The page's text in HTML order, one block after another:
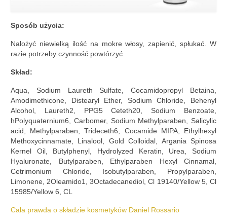
Sposób użycia:
Nałożyć niewielką ilość na mokre włosy, zapienić, spłukać. W
razie potrzeby czynność powtórzyć.
Skład:
Aqua, Sodium Laureth Sulfate, Cocamidopropyl Betaina,
Amodimethicone, Distearyl Ether, Sodium Chloride, Behenyl
Alcohol, Laureth­2, PPG­5 Ceteth­20, Sodium Benzoate,
hPolyquaternium­6, Carbomer, Sodium Methylparaben, Salicylic
acid, Methylparaben, Trideceth­6, Cocamide MIPA, Ethylhexyl
Methoxycinnamate, Linalool, Gold Colloidal, Argania Spinosa
Kernel Oil, Butylphenyl, Hydrolyzed Keratin, Urea, Sodium
Hyaluronate, Butylparaben, Ethylparaben Hexyl Cinnamal,
Cetrimonium Chloride, Isobutylparaben, Propylparaben,
Limonene, 2­Oleamido­1, 3­Octadecanediol, Cl 19140/Yellow 5, Cl
15985/Yellow 6, CL
Cała prawda o składzie kosmetyków Daniel Rossario